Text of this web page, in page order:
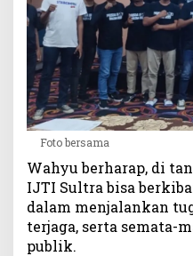
Foto bersama
Wahyu berharap, di
IJTI Sultra bisa
dalam menjalankan
terjaga, serta semata-
publik.